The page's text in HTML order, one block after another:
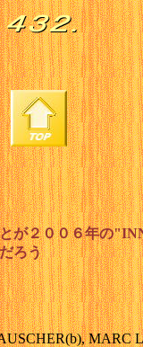
が２００６年の
ろう
MARC